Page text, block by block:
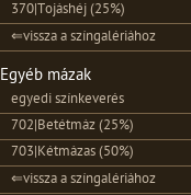
370|Tojáshéj (25%)
⇐vissza a színgalériához
Egyéb mázak
egyedi színkeverés
702|Betétmáz (25%)
703|Kétmázas (50%)
⇐vissza a színgalériához